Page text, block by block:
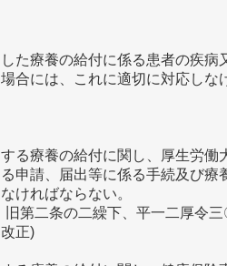
た療養の給付に係る患者の疾病
合には、これに適切に対応しな
る療養の給付に関し、厚生労働
申請、届出等に係る手続及び療
ければならない。
第二条の二繰下、平一二厚令三
正)